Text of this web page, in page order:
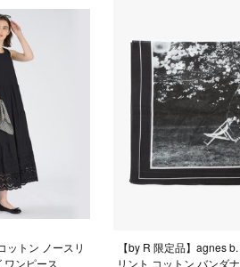
ットン ノースリ
ワンピース
【by R 限定品】agnes
リント コットン バンダ